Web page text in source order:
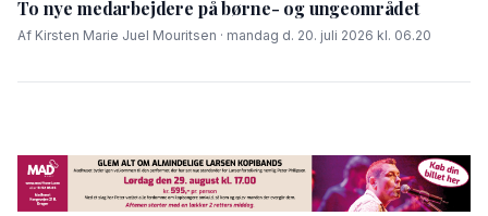
To nye medarbejdere på børne- og ungeområdet
Af Kirsten Marie Juel Mouritsen · mandag d. 20. juli 2026 kl. 06.20